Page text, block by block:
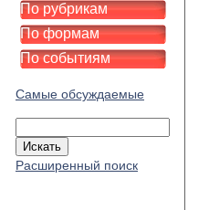
По рубрикам
По формам
По событиям
Самые обсуждаемые
Расширенный поиск